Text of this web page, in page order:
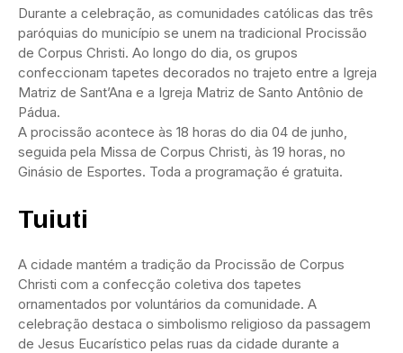
Durante a celebração, as comunidades católicas das três
paróquias do município se unem na tradicional Procissão
de Corpus Christi. Ao longo do dia, os grupos
confeccionam tapetes decorados no trajeto entre a Igreja
Matriz de Sant’Ana e a Igreja Matriz de Santo Antônio de
Pádua.
A procissão acontece às 18 horas do dia 04 de junho,
seguida pela Missa de Corpus Christi, às 19 horas, no
Ginásio de Esportes. Toda a programação é gratuita.
Tuiuti
A cidade mantém a tradição da Procissão de Corpus
Christi com a confecção coletiva dos tapetes
ornamentados por voluntários da comunidade. A
celebração destaca o simbolismo religioso da passagem
de Jesus Eucarístico pelas ruas da cidade durante a